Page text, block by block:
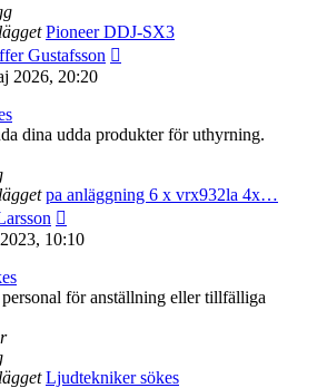
Pioneer DDJ-SX3
Gustafsson
inlägget
2026, 20:20
dina udda produkter för uthyrning.
pa anläggning 6 x vrx932la 4x…
till
inlägget
10:10
för anställning eller tillfälliga
Ljudtekniker sökes